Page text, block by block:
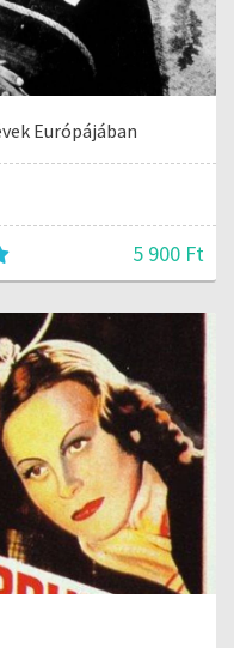
Európájában
5 900 Ft